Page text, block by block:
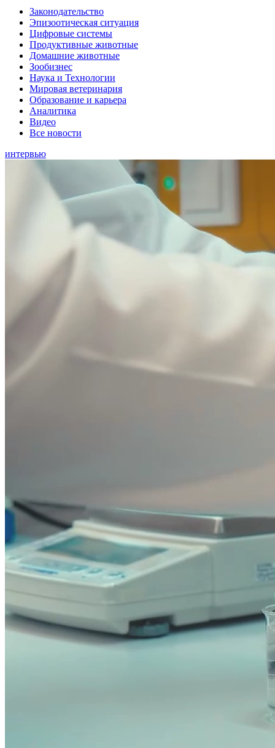
Законодательство
Эпизоотическая ситуация
Цифровые системы
Продуктивные животные
Домашние животные
Зообизнес
Наука и Технологии
Мировая ветеринария
Образование и карьера
Аналитика
Видео
Все новости
интервью